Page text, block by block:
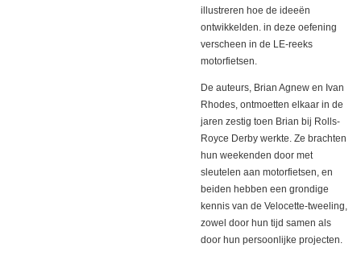
illustreren hoe de ideeën
ontwikkelden. in deze oefening
verscheen in de LE-reeks
motorfietsen.
De auteurs, Brian Agnew en Ivan
Rhodes, ontmoetten elkaar in de
jaren zestig toen Brian bij Rolls-
Royce Derby werkte. Ze brachten
hun weekenden door met
sleutelen aan motorfietsen, en
beiden hebben een grondige
kennis van de Velocette-tweeling,
zowel door hun tijd samen als
door hun persoonlijke projecten.